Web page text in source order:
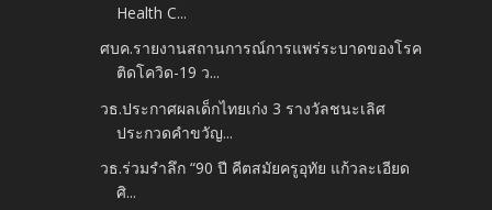
Health C...
ศบค.รายงานสถานการณ์การแพร่ระบาดของโรค
ติดโควิด-19 ว...
วธ.ประกาศผลเด็กไทยเก่ง 3 รางวัลชนะเลิศ
ประกวดคำขวัญ...
วธ.ร่วมรำลึก “90 ปี คีตสมัยครูอุทัย แก้วละเอียด
ศิ...